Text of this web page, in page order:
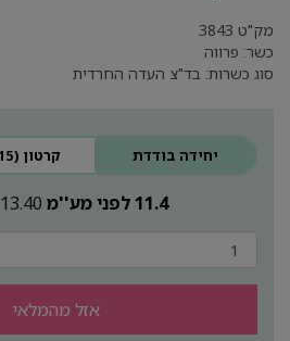
מק"ט 3843
כשר: פרווה
סוג כשרות: בד"צ העדה החרדית
יחידה בודדת קרטון (15 יח')
11.4 לפני מע''מ 13.40 ₪ כולל
אזל מהמלאי